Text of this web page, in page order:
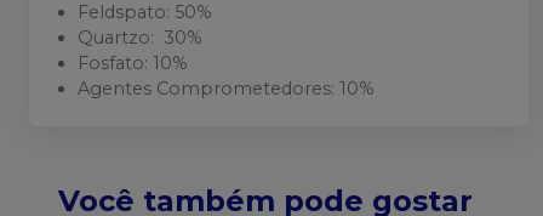
Feldspato: 50%
Quartzo: 30%
Fosfato: 10%
Agentes Comprometedores: 10%
Você também pode gostar